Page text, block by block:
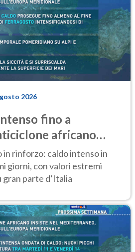
2026
fino a
africano
rinforzo: caldo intenso in
giorni, con valori estremi
parte d’Italia